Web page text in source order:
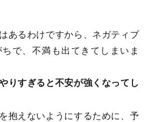
あるわけですから、ネガティブ
で、不満も出てきてしまいま
りすぎると不安が強くなってし
抱えないようにするために、予